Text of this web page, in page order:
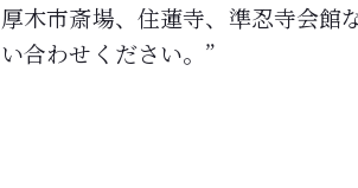
厚木市斎場、住蓮寺、準忍寺会館
い合わせください。”